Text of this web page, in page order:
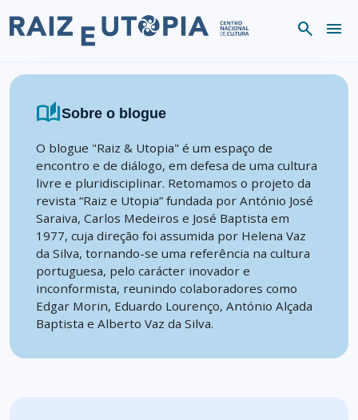
search menu
auto_storiesSobre o blogue
O blogue "Raiz & Utopia" é um espaço de
encontro e de diálogo, em defesa de uma cultura
livre e pluridisciplinar. Retomamos o projeto da
revista “Raiz e Utopia” fundada por António José
Saraiva, Carlos Medeiros e José Baptista em
1977, cuja direção foi assumida por Helena Vaz
da Silva, tornando-se uma referência na cultura
portuguesa, pelo carácter inovador e
inconformista, reunindo colaboradores como
Edgar Morin, Eduardo Lourenço, António Alçada
Baptista e Alberto Vaz da Silva.